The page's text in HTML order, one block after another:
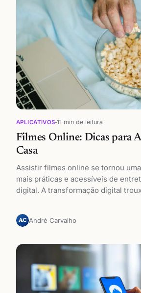
APLICATIVOS 11 min de leitura
Filmes Online: Dicas para
Casa
Assistir filmes online se tornou
mais práticas e acessíveis de
digital. A transformação digital
AC André Carvalho